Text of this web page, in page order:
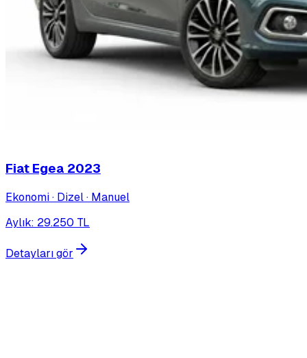
Fiat Egea 2023
Ekonomi · Dizel · Manuel
Aylık: 29.250 TL
Detayları gör